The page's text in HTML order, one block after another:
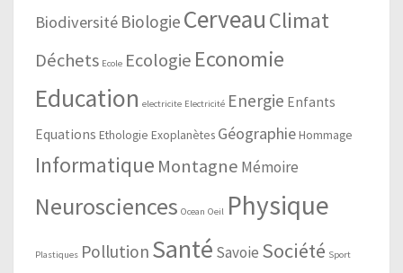
Biodiversité Biologie CerveauClimat
Déchets Ecole Ecologie Economie
Education electricite Electricité Energie Enfants
Equations Ethologie Exoplanètes GéographieHommage
Informatique Montagne Mémoire
Neurosciences Ocean Oeil Physique
Plastiques Pollution Santé Savoie Société Sport